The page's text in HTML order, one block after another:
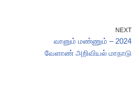
NEXT
வானும் மண்ணும் – 2024
வேளாண் அறிவியல் மாநாடு